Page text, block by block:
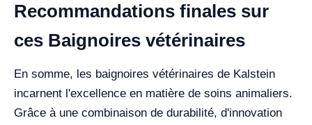
Recommandations finales sur
ces Baignoires vétérinaires
En somme, les baignoires vétérinaires de Kalstein
incarnent l'excellence en matière de soins animaliers.
Grâce à une combinaison de durabilité, d'innovation